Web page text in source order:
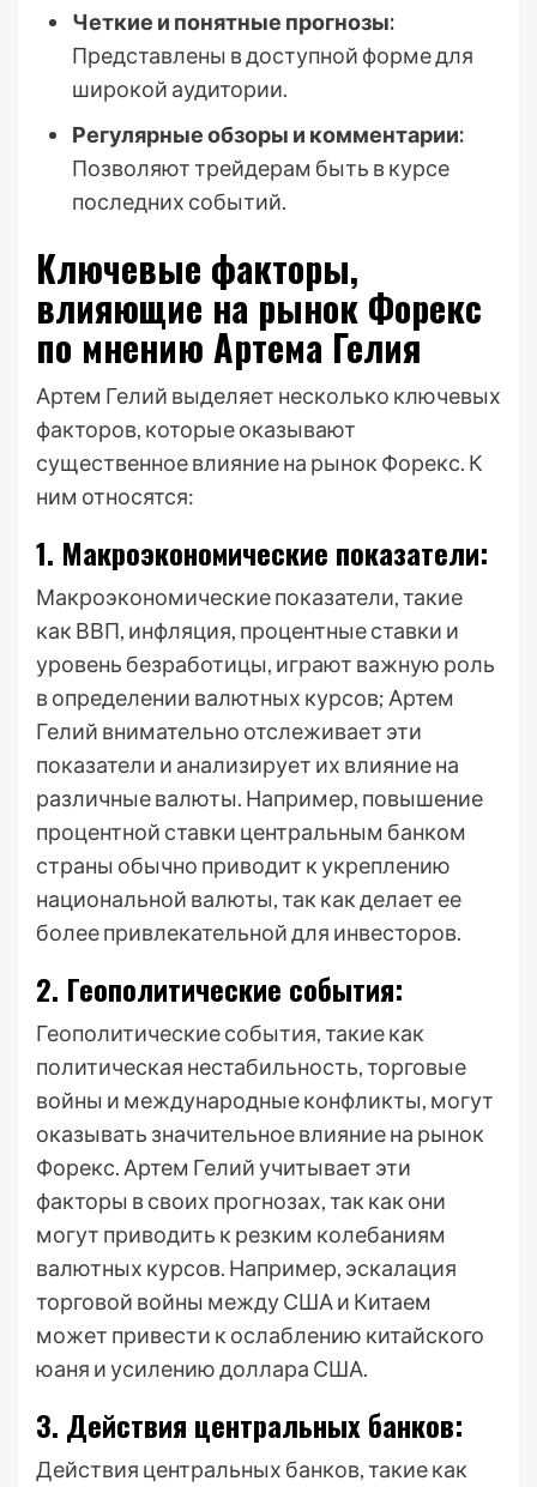
Четкие и понятные прогнозы:
Представлены в доступной форме для
широкой аудитории.
Регулярные обзоры и комментарии:
Позволяют трейдерам быть в курсе
последних событий.
Ключевые факторы,
влияющие на рынок Форекс
по мнению Артема Гелия
Артем Гелий выделяет несколько ключевых
факторов, которые оказывают
существенное влияние на рынок Форекс. К
ним относятся:
1. Макроэкономические показатели:
Макроэкономические показатели, такие
как ВВП, инфляция, процентные ставки и
уровень безработицы, играют важную роль
в определении валютных курсов; Артем
Гелий внимательно отслеживает эти
показатели и анализирует их влияние на
различные валюты. Например, повышение
процентной ставки центральным банком
страны обычно приводит к укреплению
национальной валюты, так как делает ее
более привлекательной для инвесторов.
2. Геополитические события:
Геополитические события, такие как
политическая нестабильность, торговые
войны и международные конфликты, могут
оказывать значительное влияние на рынок
Форекс. Артем Гелий учитывает эти
факторы в своих прогнозах, так как они
могут приводить к резким колебаниям
валютных курсов. Например, эскалация
торговой войны между США и Китаем
может привести к ослаблению китайского
юаня и усилению доллара США.
3. Действия центральных банков:
Действия центральных банков, такие как